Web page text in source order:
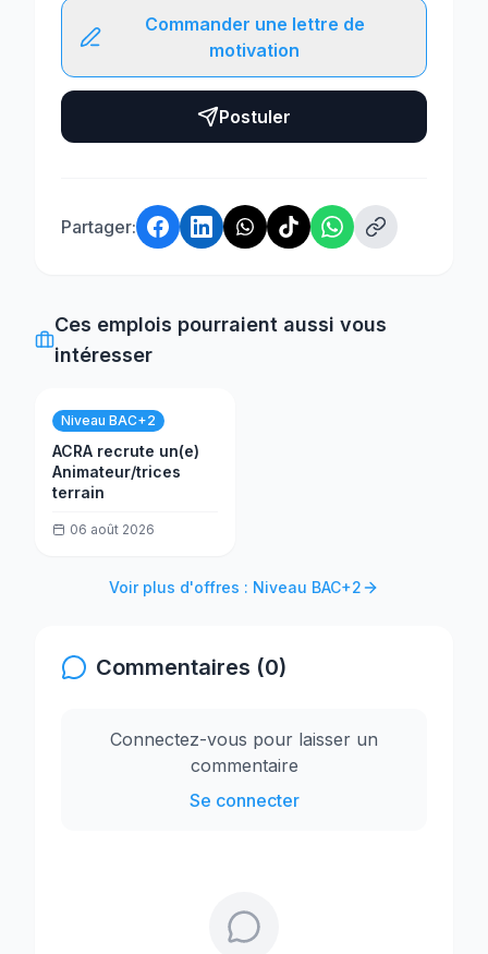
Commander une lettre de
motivation
Postuler
Partager:
Ces emplois pourraient aussi vous
intéresser
Niveau BAC+2
ACRA recrute un(e)
Animateur/trices
terrain
06 août 2026
Voir plus d'offres : Niveau BAC+2
Commentaires (0)
Connectez-vous pour laisser un
commentaire
Se connecter